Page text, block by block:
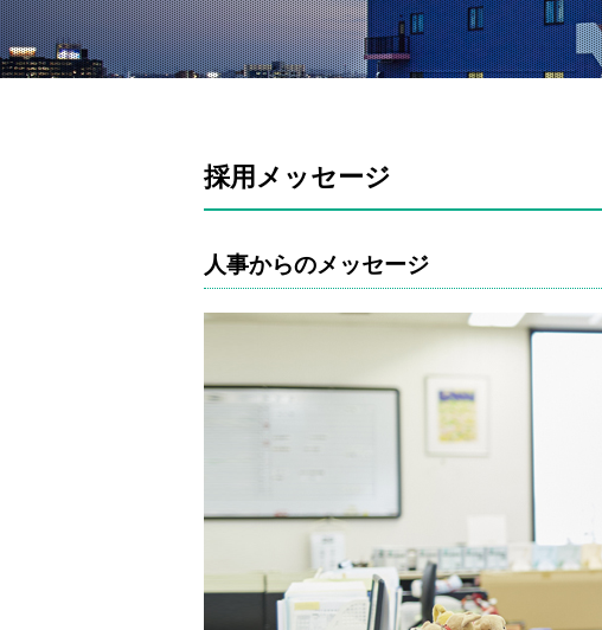
採用メッセージ
人事からのメッセージ